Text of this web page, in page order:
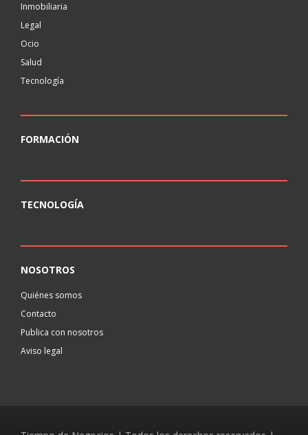
Inmobiliaria
Legal
Ocio
Salud
Tecnología
FORMACIÓN
TECNOLOGÍA
NOSOTROS
Quiénes somos
Contacto
Publica con nosotros
Aviso legal